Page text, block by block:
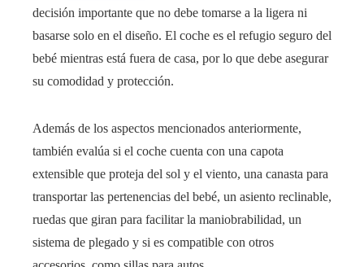
decisión importante que no debe tomarse a la ligera ni
basarse solo en el diseño. El coche es el refugio seguro del
bebé mientras está fuera de casa, por lo que debe asegurar
su comodidad y protección.
Además de los aspectos mencionados anteriormente,
también evalúa si el coche cuenta con una capota
extensible que proteja del sol y el viento, una canasta para
transportar las pertenencias del bebé, un asiento reclinable,
ruedas que giran para facilitar la maniobrabilidad, un
sistema de plegado y si es compatible con otros